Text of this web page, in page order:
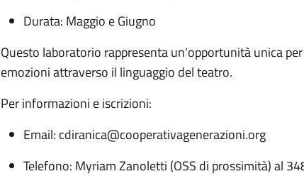
Durata: Maggio e Giugno
Questo laboratorio rappresenta un'opportunità unica
emozioni attraverso il linguaggio del teatro.
Per informazioni e iscrizioni:
Email: cdiranica@cooperativagenerazioni.org
Telefono: Myriam Zanoletti (OSS di prossimità) al